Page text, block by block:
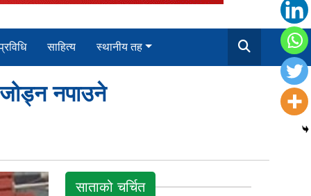
साहित्य स्थानीय तह
नपाउने
साताको चर्चित